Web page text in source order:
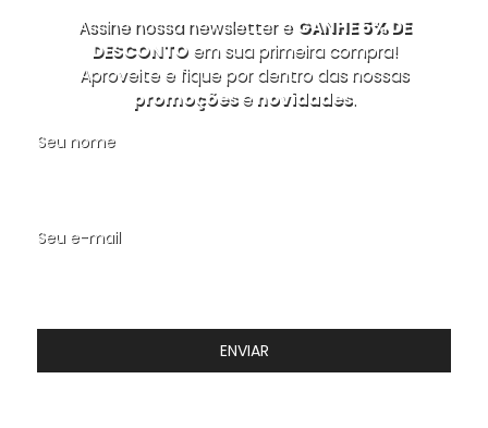
Assine nossa newsletter e GANHE 5% DE
DESCONTOem sua primeira compra!
Aproveite e fique por dentro das nossas
promoçõesenovidades.
Seu nome
Seu e-mail
ENVIAR